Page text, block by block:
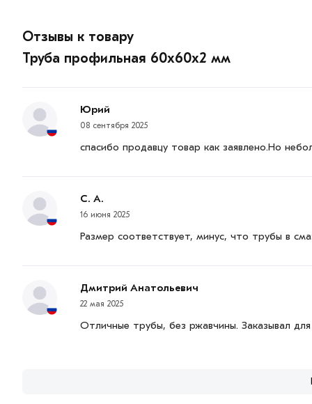
Отзывы к товару
Труба профильная 60х60х2 мм
Юрий
08 сентября 2025
спасибо продавцу товар как заявлено.Но
С. А.
16 июня 2025
Размер соответствует, минус, что трубы в
Дмитрий Анатольевич
22 мая 2025
Отличные трубы, без ржавчины. Заказывал